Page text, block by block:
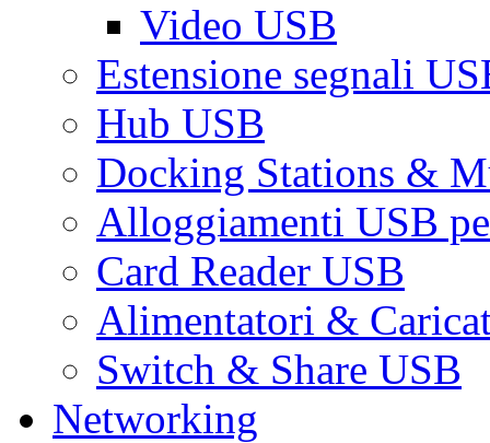
Video USB
Estensione segnali
Hub USB
Docking Stations &
Alloggiamenti USB
Card Reader USB
Alimentatori &
Switch & Share USB
Networking